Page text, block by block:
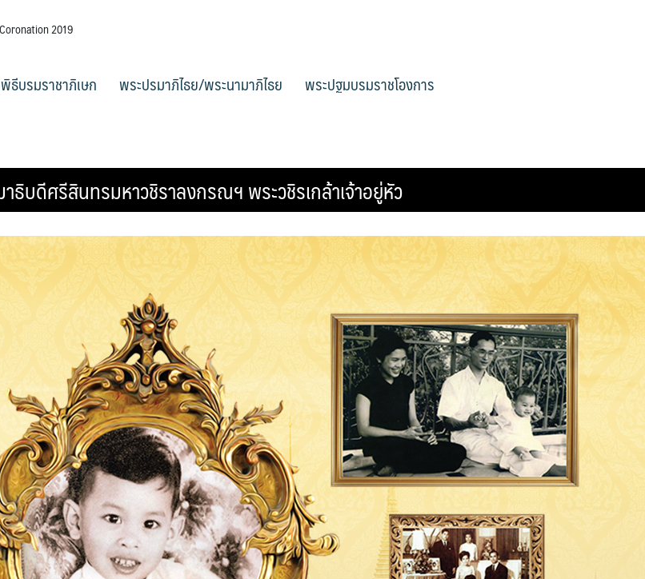
2019
ธีบรมราชาภิเษก พระปรมาภิไธย/พระนามาภิไธย พระปฐมบรมราชโองการ
ธิบดีศรีสินทรมหาวชิราลงกรณฯ พระวชิรเกล้าเจ้าอยู่หัว